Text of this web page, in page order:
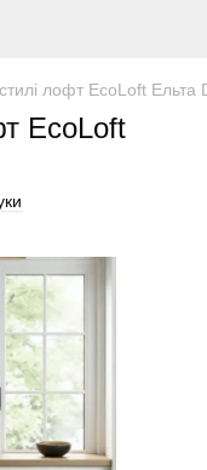
стилі лофт EcoLoft Ельта
EcoLoft